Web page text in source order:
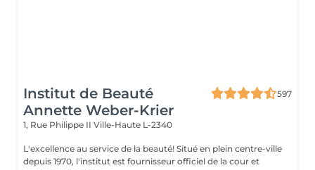
Institut de Beauté
Annette Weber-Krier
597
1, Rue Philippe II Ville-Haute L-2340
L'excellence au service de la beauté! Situé en plein centre-ville
depuis 1970, l'institut est fournisseur officiel de la cour et